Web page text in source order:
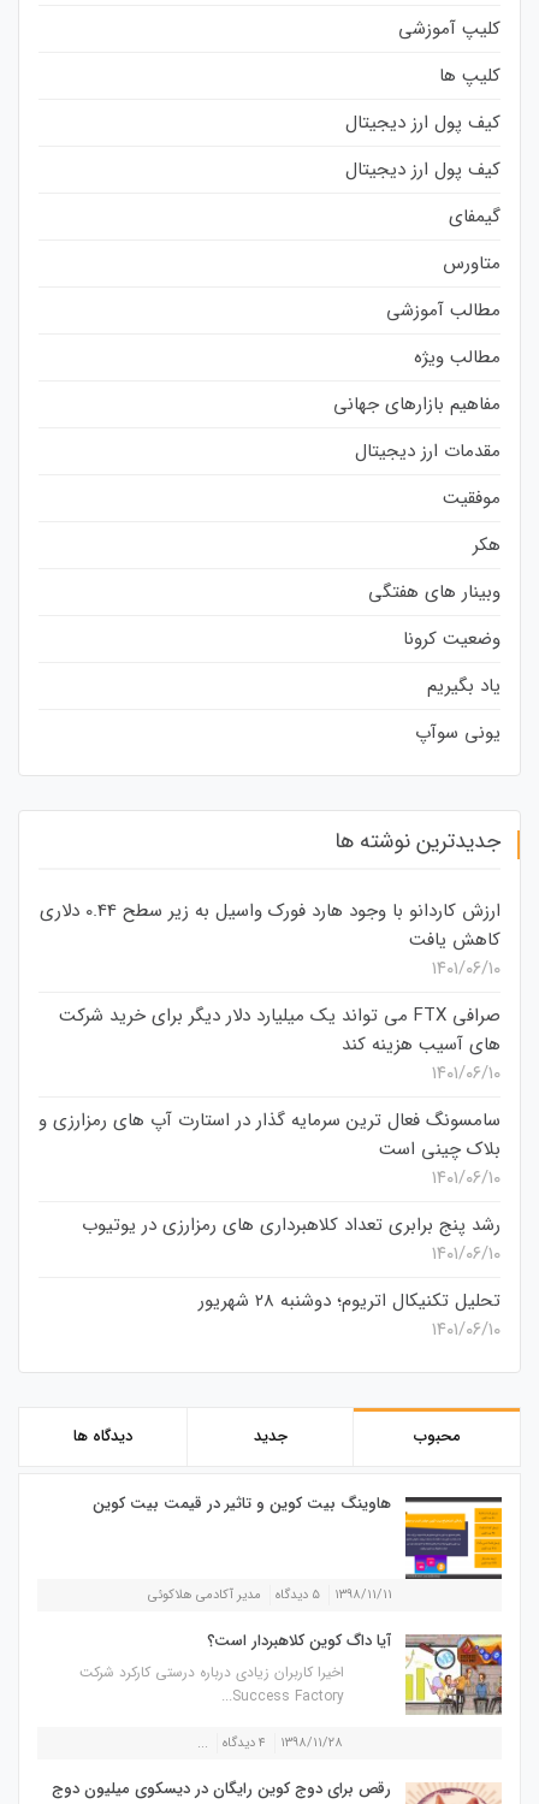
کلیپ آموزشی
کلیپ ها
کیف پول ارز دیجیتال
کیف پول ارز دیجیتال
گیمفای
متاورس
مطالب آموزشی
مطالب ویژه
مفاهیم بازارهای جهانی
مقدمات ارز دیجیتال
موفقیت
هکر
وبینار های هفتگی
وضعیت کرونا
یاد بگیریم
یونی سوآپ
جدیدترین نوشته ها
ارزش کاردانو با وجود هارد فورک واسیل به زیر سطح 0.44 دلاری
کاهش یافت
۱۴۰۱/۰۶/۱۰
صرافی FTX می تواند یک میلیارد دلار دیگر برای خرید شرکت
های آسیب هزینه کند
۱۴۰۱/۰۶/۱۰
سامسونگ فعال‌ ترین سرمایه‌ گذار در استارت‌ آپ‌ های رمزارزی و
بلاک چینی است
۱۴۰۱/۰۶/۱۰
رشد پنج برابری تعداد کلاهبرداری های رمزارزی در یوتیوب
۱۴۰۱/۰۶/۱۰
تحلیل تکنیکال اتریوم؛ دوشنبه 28 شهریور
۱۴۰۱/۰۶/۱۰
محبوب جدید دیدگاه ها
هاوینگ بیت کوین و تاثیر در قیمت بیت کوین
۱۳۹۸/۱۱/۱۱ ۵ دیدگاه مدیر آکادمی هلاکوئی
آیا داگ کوین کلاهبردار است؟
اخیرا کاربران زیادی درباره درستی کارکرد شرکت
Success Factory...
۱۳۹۸/۱۱/۲۸ ۴ دیدگاه ...
رقص برای دوج کوین رایگان در دیسکوی میلیون دوج